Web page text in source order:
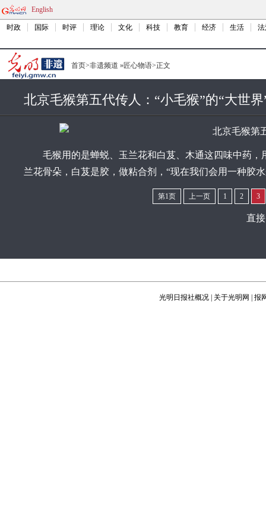
English
时政 国际 时评 理论 文化 科技 教育 经济 生活
首页>非遗频道 »匠心物语>正文
北京毛猴第五代传人：“小毛猴”的“大世界
毛猴用的是蝉蜕、玉兰花和白芨、木通这四味中药，
兰花骨朵，白芨是胶，做粘合剂，“现在我们会用一种胶
第1页 上一页 1 2 3
直
光明日报社概况 关于光明网 报